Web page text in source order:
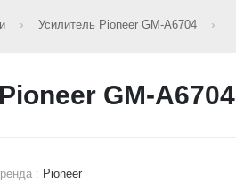
Усилитель Pioneer GM-A6704
GM-A6704
: Pioneer